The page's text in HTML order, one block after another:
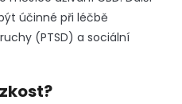
účinné při léčbě
(PTSD) a sociální